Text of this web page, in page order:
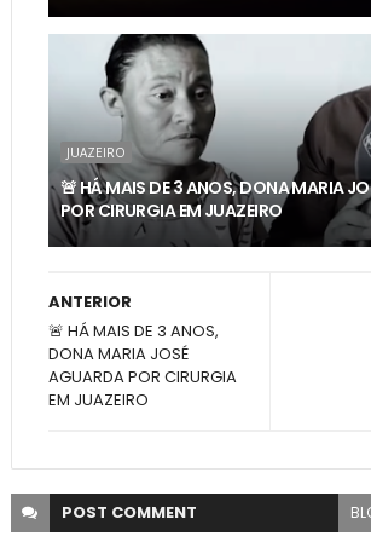
JUAZEIRO
🚨 HÁ MAIS DE 3 ANOS, DONA MARIA
POR CIRURGIA EM JUAZEIRO
ANTERIOR
🚨 HÁ MAIS DE 3 ANOS,
DONA MARIA JOSÉ
AGUARDA POR CIRURGIA
EM JUAZEIRO
POST COMMENT